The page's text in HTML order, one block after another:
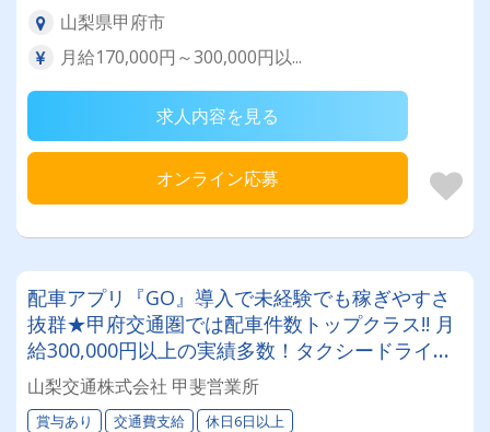
山梨県甲府市
月給170,000円～300,000円以...
求人内容を見る
オンライン応募
配車アプリ『GO』導入で未経験でも稼ぎやすさ
抜群★甲府交通圏では配車件数トップクラス!! 月
給300,000円以上の実績多数！タクシードライバ
ー挑戦してみませんか？
山梨交通株式会社 甲斐営業所
賞与あり 交通費支給 休日6日以上